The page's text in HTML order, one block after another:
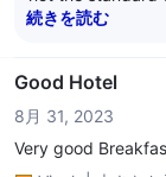
experience of
point put forth
regret the
give us another
続きを読む
Good Hotel
8月 31, 2023
Very good